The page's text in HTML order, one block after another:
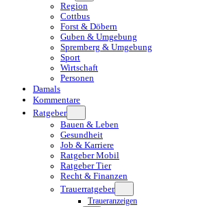
Region
Cottbus
Forst & Döbern
Guben & Umgebung
Spremberg & Umgebung
Sport
Wirtschaft
Personen
Damals
Kommentare
Ratgeber
Bauen & Leben
Gesundheit
Job & Karriere
Ratgeber Mobil
Ratgeber Tier
Recht & Finanzen
Trauerratgeber
Traueranzeigen